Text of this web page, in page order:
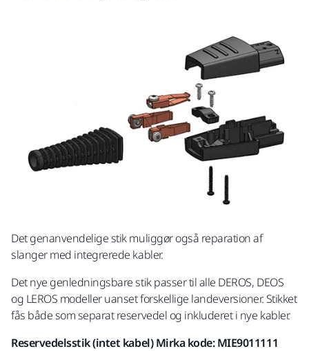
Det genanvendelige stik muliggør også reparation af
slanger med integrerede kabler.
Det nye genledningsbare stik passer til alle DEROS, DEOS
og LEROS modeller uanset forskellige landeversioner. Stikket
fås både som separat reservedel og inkluderet i nye kabler.
Reservedelsstik (intet kabel) Mirka kode: MIE9011111